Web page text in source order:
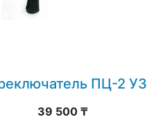
ПЦ-2 У3
39 500 ₸